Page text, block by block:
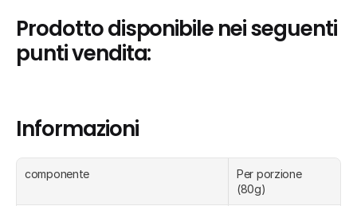
Prodotto disponibile nei seguenti
punti vendita:
Informazioni
componente
Per porzione
(80g)